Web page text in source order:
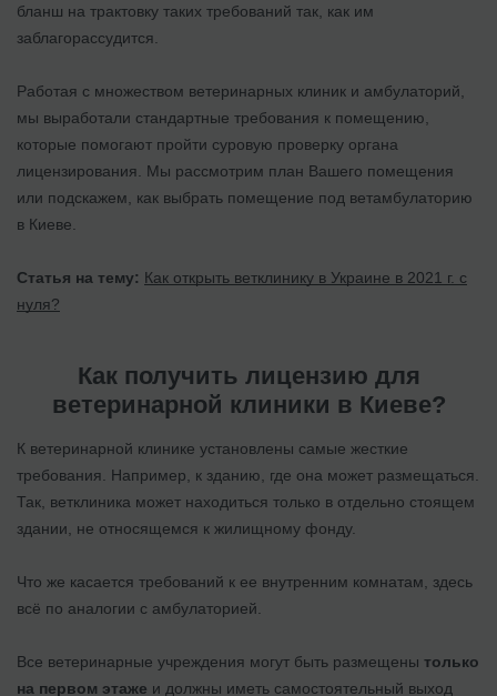
бланш на трактовку таких требований так, как им
заблагорассудится.
Работая с множеством ветеринарных клиник и амбулаторий,
мы выработали стандартные требования к помещению,
которые помогают пройти суровую проверку органа
лицензирования. Мы рассмотрим план Вашего помещения
или подскажем, как выбрать помещение под ветамбулаторию
в Киеве.
Статья на тему: Как открыть ветклинику в Украине в 2021 г. с
нуля?
Как получить лицензию для
ветеринарной клиники в Киеве?
К ветеринарной клинике установлены самые жесткие
требования. Например , к зданию, где она может размещаться.
Так, ветклиника может находиться только в отдельно стоящем
здании, не относящемся к жилищному фонду.
Что же касается требований к ее внутренним комнатам, здесь
всё по аналогии с амбулаторией.
Все ветеринарные учреждения могут быть размещены только
на первом этаже и должны иметь самостоятельный выход